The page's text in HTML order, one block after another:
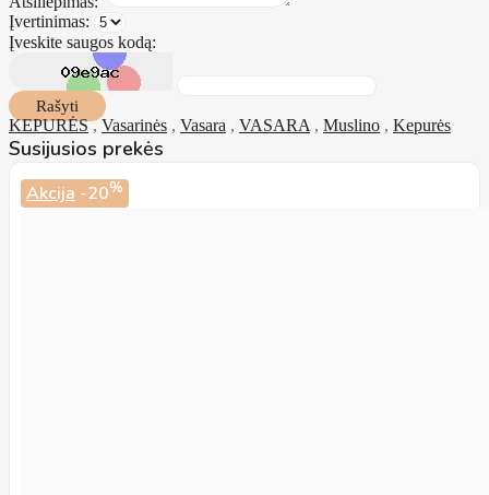
Įvertinimas:
Įveskite saugos kodą:
Rašyti
KEPURĖS,Vasarinės , Vasara , VASARA , Muslino , Kepurės
Susijusios prekės
Akcija -20%